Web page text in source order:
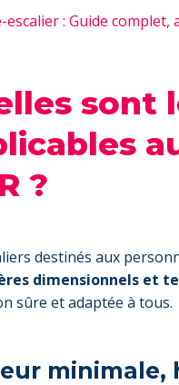
: Guide complet,
sont
?
destinés aux
dimensionnels et
sûre et adaptée à tous.